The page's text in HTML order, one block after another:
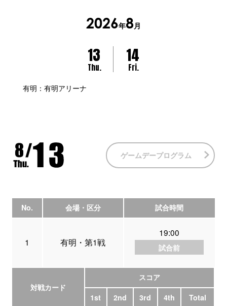
2026年8月
13
Thu.
14
Fri.
有明：有明アリーナ
ゲームデープログラム
No. 会場・区分 試合時間
1 有明・第1戦
19:00
試合前
対戦カード
スコア
1st
2nd 3rd 4th Total